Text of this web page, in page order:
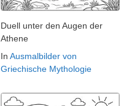
Duell unter den Augen der
Athene
In Ausmalbilder von
Griechische Mythologie